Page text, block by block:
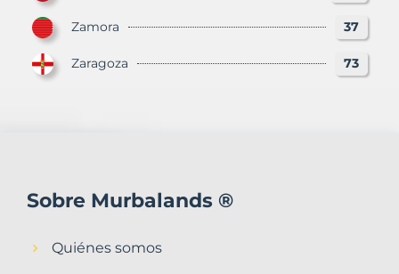
Zamora 37
Zaragoza 73
Sobre Murbalands ®
Quiénes somos